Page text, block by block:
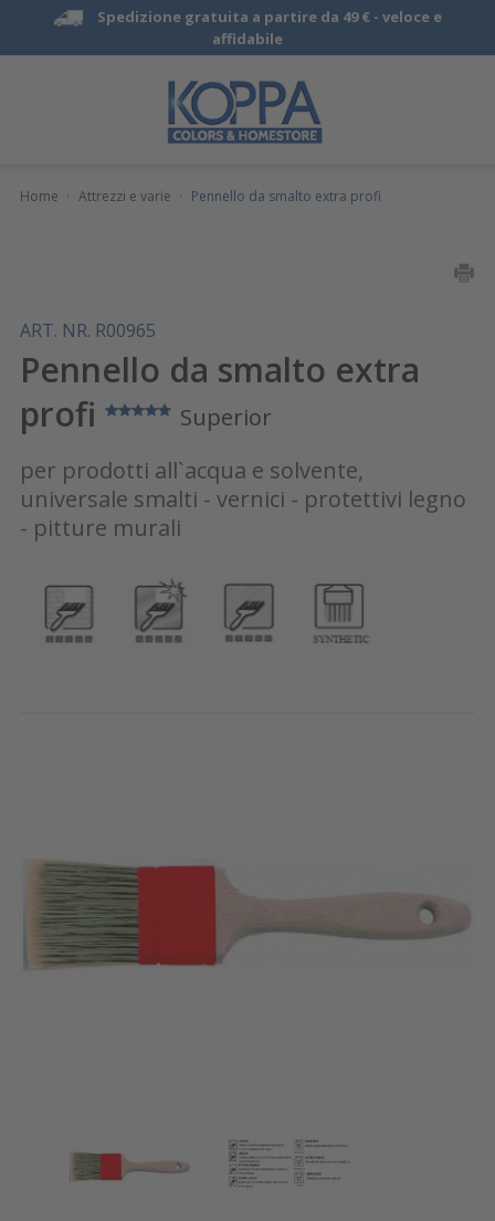
Spedizione gratuita a partire da 49 € - veloce e
affidabile
Home · Attrezzi e varie · Pennello da smalto extra profi
ART. NR. R00965
Pennello da smalto extra
profi
Superior
per prodotti all`acqua e solvente,
universale smalti - vernici - protettivi legno
- pitture murali